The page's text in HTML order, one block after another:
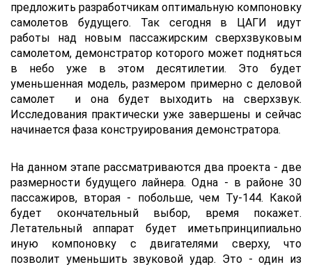
предложить разработчикам оптимальную компоновку
самолетов будущего. Так сегодня в ЦАГИ идут
работы над новым пассажирским сверхзвуковым
самолетом, демонстратор которого может подняться
в небо уже в этом десятилетии. Это будет
уменьшенная модель, размером примерно с деловой
самолет и она будет выходить на сверхзвук.
Исследования практически уже завершены и сейчас
начинается фаза конструирования демонстратора.
На данном этапе рассматриваются два проекта - две
размерности будущего лайнера. Одна - в районе 30
пассажиров, вторая - побольше, чем Ту-144. Какой
будет окончательный выбор, время покажет.
Летательный аппарат будет иметьпринципиально
иную компоновку с двигателями сверху, что
позволит уменьшить звуковой удар. Это - один из